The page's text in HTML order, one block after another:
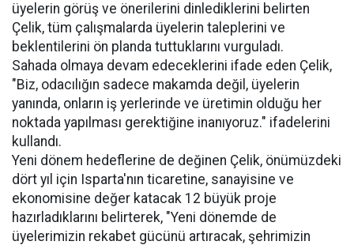
üyelerin görüş ve önerilerini dinlediklerini belirten
Çelik, tüm çalışmalarda üyelerin taleplerini ve
beklentilerini ön planda tuttuklarını vurguladı.
Sahada olmaya devam edeceklerini ifade eden Çelik,
"Biz, odacılığın sadece makamda değil, üyelerin
yanında, onların iş yerlerinde ve üretimin olduğu her
noktada yapılması gerektiğine inanıyoruz." ifadelerini
kullandı.
Yeni dönem hedeflerine de değinen Çelik, önümüzdeki
dört yıl için Isparta'nın ticaretine, sanayisine ve
ekonomisine değer katacak 12 büyük proje
hazırladıklarını belirterek, "Yeni dönemde de
üyelerimizin rekabet gücünü artıracak, şehrimizin